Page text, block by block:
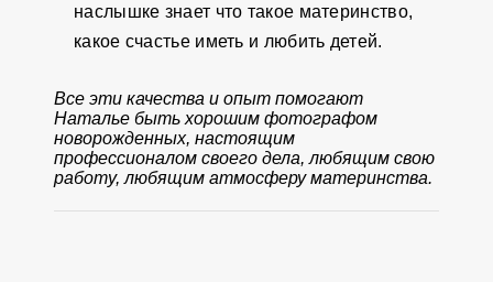
наслышке знает что такое материнство,
какое счастье иметь и любить детей.
Все эти качества и опыт помогают
Наталье быть хорошим фотографом
новорожденных, настоящим
профессионалом своего дела, любящим свою
работу, любящим атмосферу материнства.